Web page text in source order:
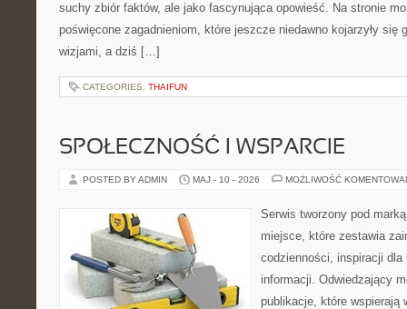
suchy zbiór faktów, ale jako fascynująca opowieść. Na stronie
poświęcone zagadnieniom, które jeszcze niedawno kojarzyły się
wizjami, a dziś […]
CATEGORIES: THAIFUN
SPOŁECZNOŚĆ I WSPARCIE
POSTED BY ADMIN MAJ - 10 - 2026 MOŻLIWOŚĆ
Serwis tworzony pod
miejsce, które zestawia
codzienności, inspiracji
informacji. Odwiedzający
publikacje, które wspierają